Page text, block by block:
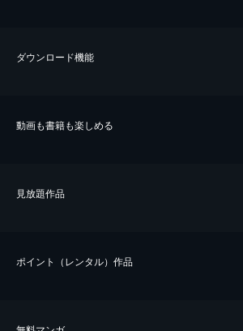
ダウンロード機能
動画も書籍も楽しめる
⾒放題作品
ポイント（レンタル）作品